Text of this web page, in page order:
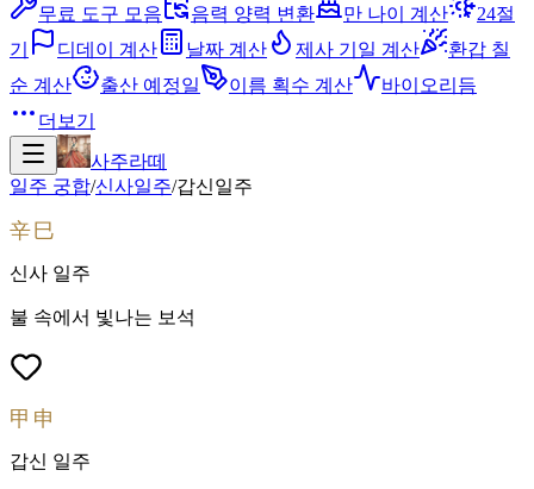
무료 도구 모음
음력 양력 변환 만 나이 계산
24절
기
디데이 계산 날짜 계산 제사 기일 계산
환갑 칠
순 계산
출산 예정일 이름 획수 계산
바이오리듬
더보기
사주라떼
일주 궁합/신사일주/갑신일주
辛巳
신사 일주
불 속에서 빛나는 보석
甲申
갑신 일주